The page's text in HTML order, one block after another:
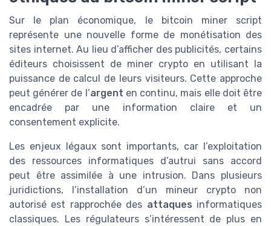
Sur le plan économique, le bitcoin miner script
représente une nouvelle forme de monétisation des
sites internet. Au lieu d’afficher des publicités, certains
éditeurs choisissent de miner crypto en utilisant la
puissance de calcul de leurs visiteurs. Cette approche
peut générer de l’argent en continu, mais elle doit être
encadrée par une information claire et un
consentement explicite.
Les enjeux légaux sont importants, car l’exploitation
des ressources informatiques d’autrui sans accord
peut être assimilée à une intrusion. Dans plusieurs
juridictions, l’installation d’un mineur crypto non
autorisé est rapprochée des attaques informatiques
classiques. Les régulateurs s’intéressent de plus en